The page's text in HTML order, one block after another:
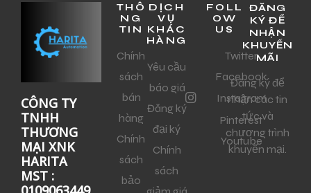
CÔNG TY
TNHH
THƯƠNG
MẠI XNK
HARITA
MST :
THÔ
NG
TIN
Chính
sách
bán
hàng
Chính
sách
bảo
DỊCH
VỤ
KHÁC
HÀNG
Yêu cầu
báo giá
Đăng ký
đại ký
Chính
sách
FOLL
OW
US
Twitter
Facebook
Instagram
Pinterest
Youtube
ĐĂNG
KÝ ĐỂ
NHẬN
KHUYẾN
MÃI
Đăng ký để
nhận các tin
tức và
chương trình
khuyến mại.